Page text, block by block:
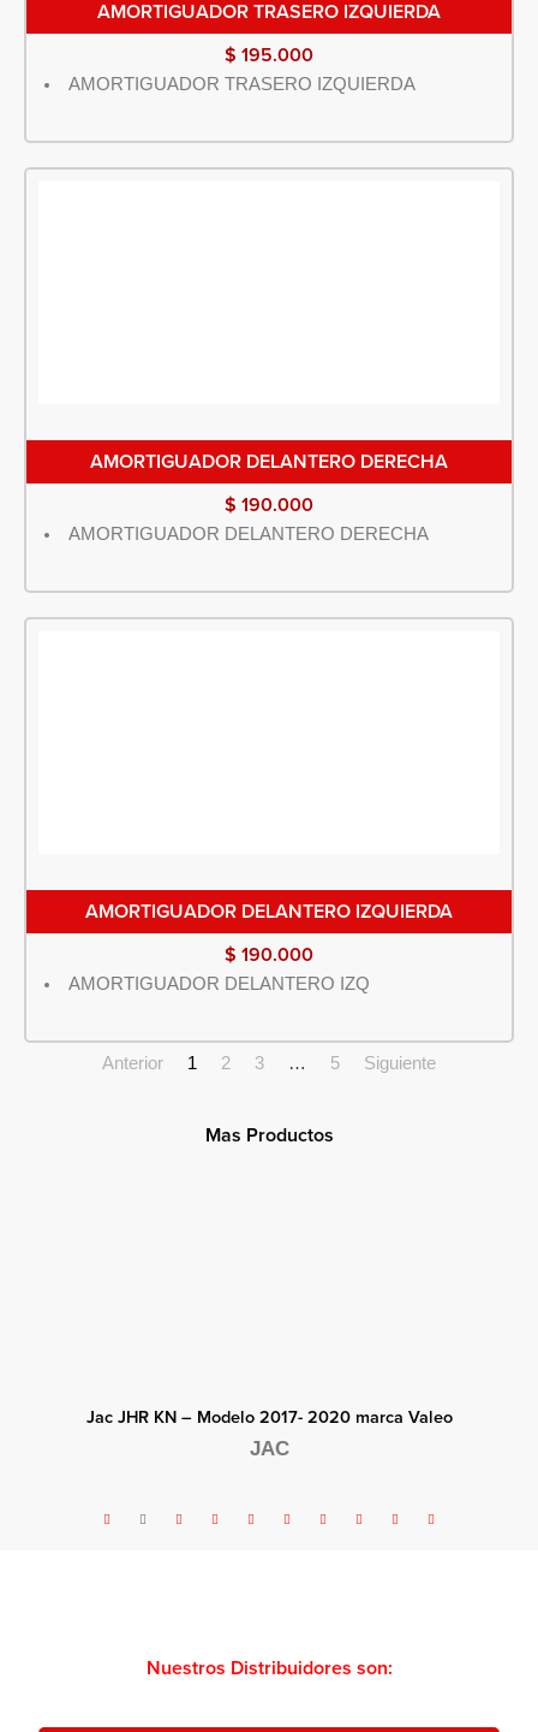
AMORTIGUADOR TRASERO IZQUIERDA
$ 195.000
AMORTIGUADOR TRASERO IZQUIERDA
AMORTIGUADOR DELANTERO DERECHA
$ 190.000
AMORTIGUADOR DELANTERO DERECHA
AMORTIGUADOR DELANTERO IZQUIERDA
$ 190.000
AMORTIGUADOR DELANTERO IZQ
Anterior 1 2 3 … 5 Siguiente
Mas Productos
Jac JHR KN – Modelo 2017- 2020 marca Valeo
JAC
Nuestros Distribuidores son: